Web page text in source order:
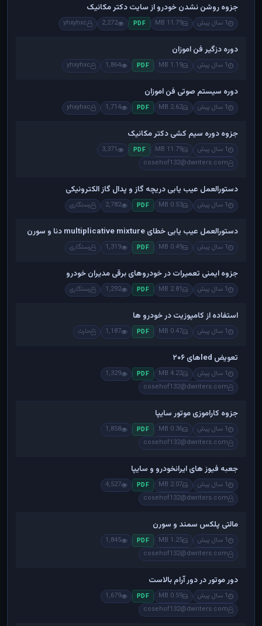
جزوه روشن نشدن خودرو از سایت دکتر مکانیک
1 سال پیش 11.79 MB
PDF
2,272
yhxyhxc
دوره دزگیر فن اموزان
1 سال پیش 1.19 MB
PDF
1,864
yhxyhxc
دوره سیستم صوتی فن اموزان
1 سال پیش 2.62 MB
PDF
1,714
yhxyhxc
جزوه دوره سیم کشی دکتر مکانیک
1 سال پیش 11.79 MB
PDF
3,371
cosehof132@dwriters.com
دستورالعمل عیب یابی دریچه گاز و پدال گاز الکترونیکی
1 سال پیش 0.53 MB
PDF
2,782 رستگاری
دستورالعمل عیب یابی خطای multiplicative mixture دنا و سورن
1 سال پیش 0.49 MB
PDF
1,319 رستگاری
جزوه ایمنی تعمیرات در خودروهای برقی مدیران خودرو
1 سال پیش 2.81 MB
PDF
1,292 رستگاری
استفاده از کامپوزیت در خودرو ها
1 سال پیش 0.47 MB
PDF
1,187 حارث
تعویض ledهای ۲۰۶
1 سال پیش 4.22 MB
PDF
1,329
cosehof132@dwriters.com
جزوه کاراموزی موتور سایپا
1 سال پیش 0.36 MB
PDF
1,858
cosehof132@dwriters.com
جعبه فیوز های ایرانخودرو و سایپا
1 سال پیش 2.07 MB
PDF
4,527
cosehof132@dwriters.com
مالتی پلکس سمند و سورن
1 سال پیش 1.25 MB
PDF
1,845
cosehof132@dwriters.com
دور موتور در دور آرام بالاست
1 سال پیش 0.59 MB
PDF
1,679
cosehof132@dwriters.com